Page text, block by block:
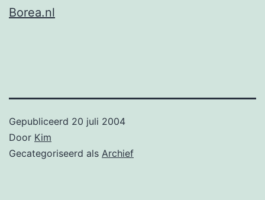
Borea.nl
Gepubliceerd 20 juli 2004
Door Kim
Gecategoriseerd als Archief